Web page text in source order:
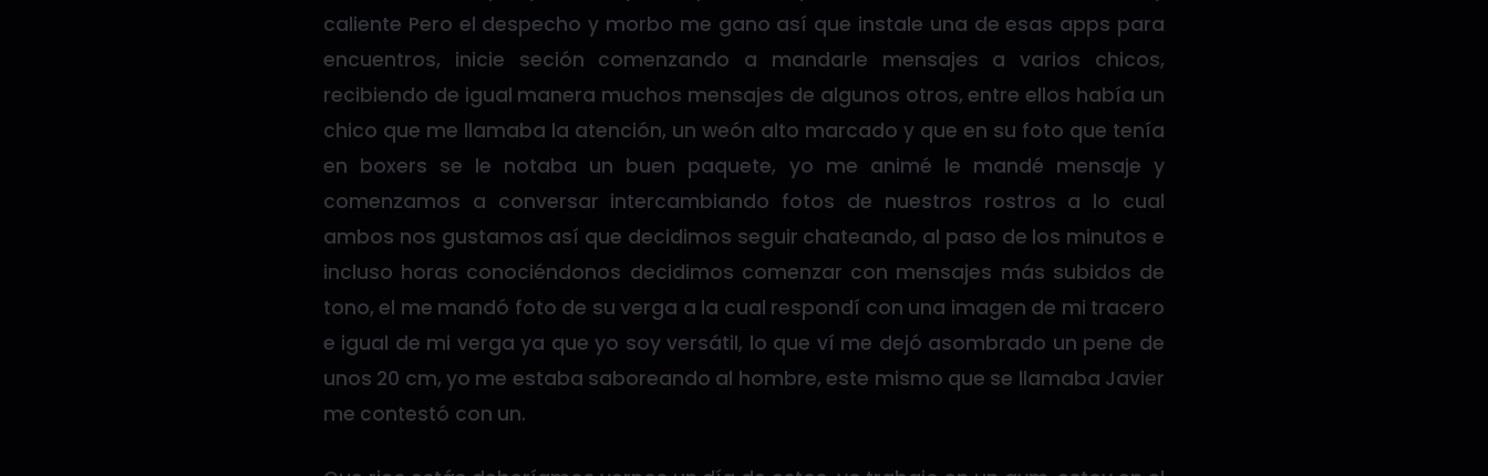
caliente Pero el despecho y morbo me gano así que instale una de esas apps para
encuentros, inicie seción comenzando a mandarle mensajes a varios chicos,
recibiendo de igual manera muchos mensajes de algunos otros, entre ellos había un
chico que me llamaba la atención, un weón alto marcado y que en su foto que tenía
en boxers se le notaba un buen paquete, yo me animé le mandé mensaje y
comenzamos a conversar intercambiando fotos de nuestros rostros a lo cual
ambos nos gustamos así que decidimos seguir chateando, al paso de los minutos e
incluso horas conociéndonos decidimos comenzar con mensajes más subidos de
tono, el me mandó foto de su verga a la cual respondí con una imagen de mi tracero
e igual de mi verga ya que yo soy versátil, lo que ví me dejó asombrado un pene de
unos 20 cm, yo me estaba saboreando al hombre, este mismo que se llamaba Javier
me contestó con un.